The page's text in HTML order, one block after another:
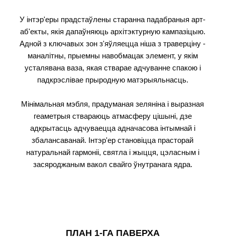
У інтэр'еры прадстаўлены старанна падабраныя арт-
аб'екты, якія дапаўняюць архітэктурную кампазіцыю.
Адной з ключавых зон з'яўляецца ніша з траверціну -
маналітны, прыемны навобмацак элемент, у якім
усталявана ваза, якая стварае адчуванне спакою і
падкрэслівае прыродную матэрыяльнасць.
Мінімальная мэбля, прадуманая зеляніна і выразная
геаметрыя ствараюць атмасферу цішыні, дзе
адкрытасць адчуваецца адначасова інтымнай і
збалансаванай. Інтэр'ер становіцца прасторай
натуральнай гармоніі, святла і жыцця, цэласным і
засяроджаным вакол свайго ўнутранага ядра.
ПЛАН 1-ГА ПАВЕРХА